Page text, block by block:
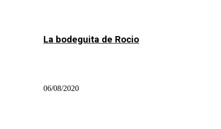
La bodeguita de Rocio
06/08/2020